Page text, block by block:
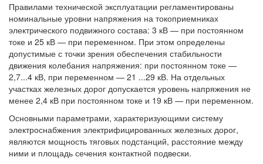
Правилами технической эксплуатации регламентированы
номинальные уровни напряжения на токоприемниках
электрического подвижного состава: 3 кВ — при постоянном
токе и 25 кВ — при переменном. При этом определены
допустимые с точки зрения обеспечения стабильности
движения колебания напряжения: при постоянном токе —
2,7...4 кВ, при переменном — 21 ...29 кВ. На отдельных
участках железных дорог допускается уровень напряжения не
менее 2,4 кВ при постоянном токе и 19 кВ — при переменном.
Основными параметрами, характеризующими систему
электроснабжения электрифицированных железных дорог,
являются мощность тяговых подстанций, расстояние между
ними и площадь сечения контактной подвески.